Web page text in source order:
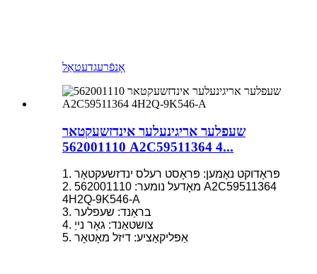
אָנפֿרעגדעטאַל
שעפלער אריגינעלער אינדזשעקטאר
562001110 A2C59511364 4...
1. פּראָדוקט נאָמען: פּראָסט רעלס ינדזשעקטאָר
2. מאָדעל נומער: 562001110 A2C59511364
4H2Q-9K546-A
3. בראַנד: שעפלער
4. צושטאַנד: גאָר נייַ
5. אַפּליקאַציע: דיזל מאָטאָר